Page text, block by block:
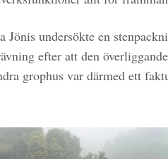
undersökte en
efter att den överliggande
grophus var därmed ett